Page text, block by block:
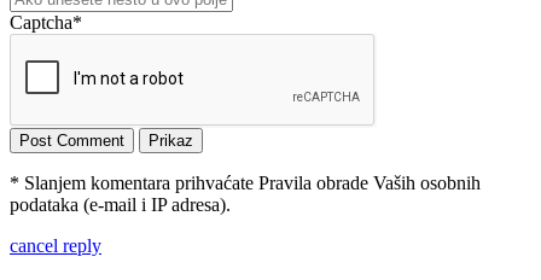
Captcha*
* Slanjem komentara prihvaćate Pravila obrade Vaših osobnih
podataka (e-mail i IP adresa).
cancel reply